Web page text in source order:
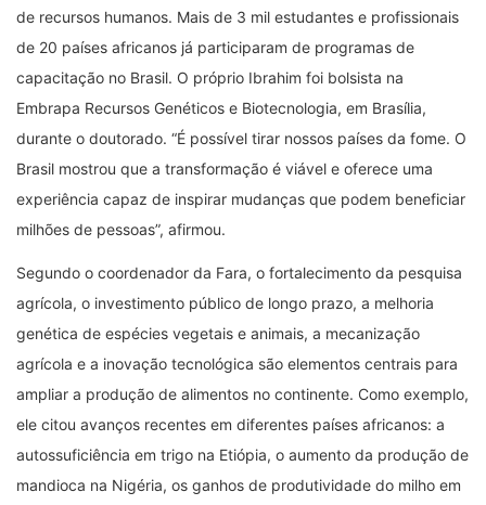
de recursos humanos. Mais de 3 mil estudantes e profissionais
de 20 países africanos já participaram de programas de
capacitação no Brasil. O próprio Ibrahim foi bolsista na
Embrapa Recursos Genéticos e Biotecnologia, em Brasília,
durante o doutorado. “É possível tirar nossos países da fome. O
Brasil mostrou que a transformação é viável e oferece uma
experiência capaz de inspirar mudanças que podem beneficiar
milhões de pessoas”, afirmou.
Segundo o coordenador da Fara, o fortalecimento da pesquisa
agrícola, o investimento público de longo prazo, a melhoria
genética de espécies vegetais e animais, a mecanização
agrícola e a inovação tecnológica são elementos centrais para
ampliar a produção de alimentos no continente. Como exemplo,
ele citou avanços recentes em diferentes países africanos: a
autossuficiência em trigo na Etiópia, o aumento da produção de
mandioca na Nigéria, os ganhos de produtividade do milho em